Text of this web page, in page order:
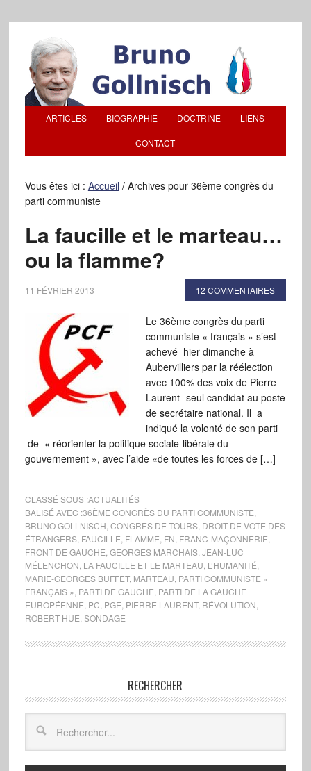
ARTICLES BIOGRAPHIE DOCTRINE LIENS
CONTACT
Vous êtes ici : Accueil /Archives pour 36ème congrès du
parti communiste
La faucille et le marteau…
ou la flamme?
11 FÉVRIER 2013 12 COMMENTAIRES
Le 36ème congrès du parti
communiste « français » s’est
achevé hier dimanche à
Aubervilliers par la réélection
avec 100% des voix de Pierre
Laurent -seul candidat au poste
de secrétaire national. Il a
indiqué la volonté de son parti
de « réorienter la politique sociale-libérale du
gouvernement », avec l’aide «de toutes les forces de […]
CLASSÉ SOUS :ACTUALITÉS
BALISÉ AVEC :36ÈME CONGRÈS DU PARTI COMMUNISTE
BRUNO GOLLNISCH CONGRÈS DE TOURS, DROIT DE VOTE DES
ÉTRANGERS, FAUCILLE FLAMME FN FRANC-MAÇONNERIE
FRONT DE GAUCHE GEORGES MARCHAIS, JEAN-LUC
MÉLENCHON LA FAUCILLE ET LE MARTEAU L’HUMANITÉ
MARIE-GEORGES BUFFET, MARTEAU PARTI COMMUNISTE «
FRANÇAIS » PARTI DE GAUCHE PARTI DE LA GAUCHE
EUROPÉENNE PC PGE PIERRE LAURENT, RÉVOLUTION
ROBERT HUE SONDAGE
RECHERCHER